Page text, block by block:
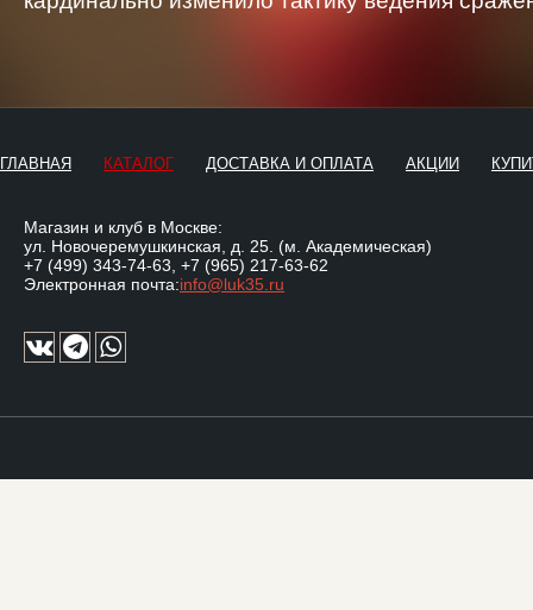
ГЛАВНАЯ КАТАЛОГ ДОСТАВКА И ОПЛАТА АКЦИИ
Магазин и клуб в Москве:
ул. Новочеремушкинская, д. 25. (м. Академическая)
+7 (499) 343-74-63 +7 (965) 217-63-62
Электронная почта:info@luk35.ru